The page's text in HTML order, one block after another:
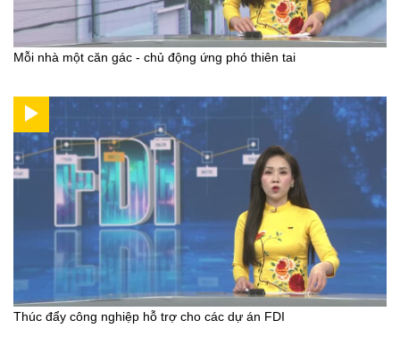
Mỗi nhà một căn gác - chủ động ứng phó thiên tai
Thúc đẩy công nghiệp hỗ trợ cho các dự án FDI